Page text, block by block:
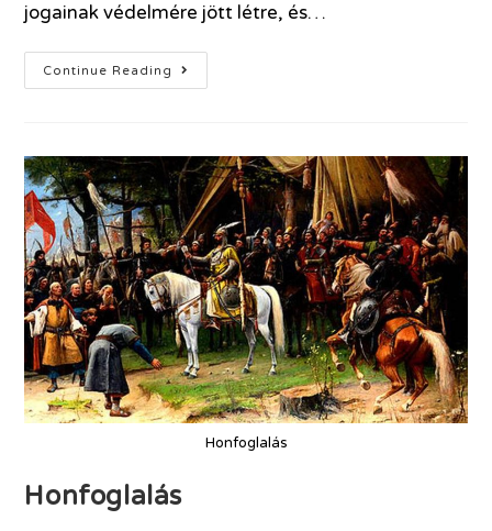
jogainak védelmére jött létre, és…
Continue Reading
Honfoglalás
Honfoglalás